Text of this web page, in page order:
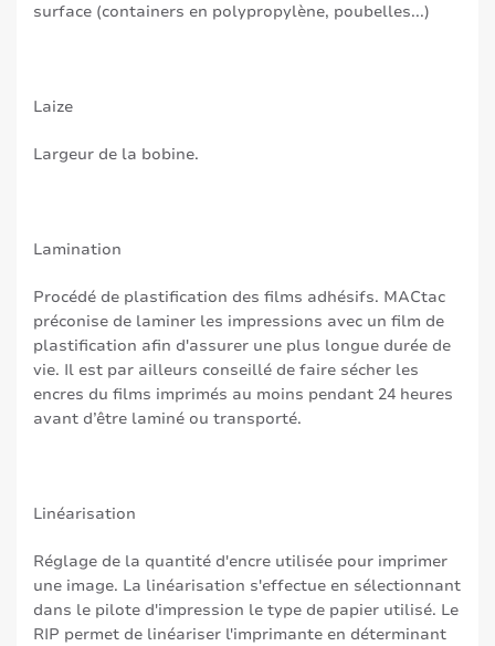
surface (containers en polypropylène, poubelles...)
Laize
Largeur de la bobine.
Lamination
Procédé de plastification des films adhésifs. MACtac
préconise de laminer les impressions avec un film de
plastification afin d'assurer une plus longue durée de
vie. Il est par ailleurs conseillé de faire sécher les
encres du films imprimés au moins pendant 24 heures
avant d’être laminé ou transporté.
Linéarisation
Réglage de la quantité d'encre utilisée pour imprimer
une image. La linéarisation s'effectue en sélectionnant
dans le pilote d'impression le type de papier utilisé. Le
RIP permet de linéariser l'imprimante en déterminant